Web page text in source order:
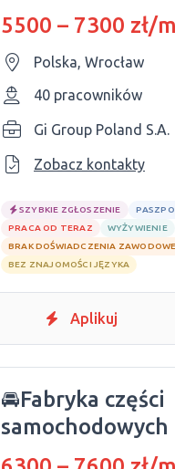
samochodowych
5500 – 7300 zł/
Polska, Wrocław
40 pracowników
Gi Group Poland S.A.
Zobacz kontakty
SZYBKIE ZGŁOSZENIE
PRACA OD TERAZ
WYŻYWIENIE
BRAK DOŚWIADCZENIA
BEZ ZNAJOMOŚCI JĘZYKA
Aplikuj
🚘Fabryka części
150 km od